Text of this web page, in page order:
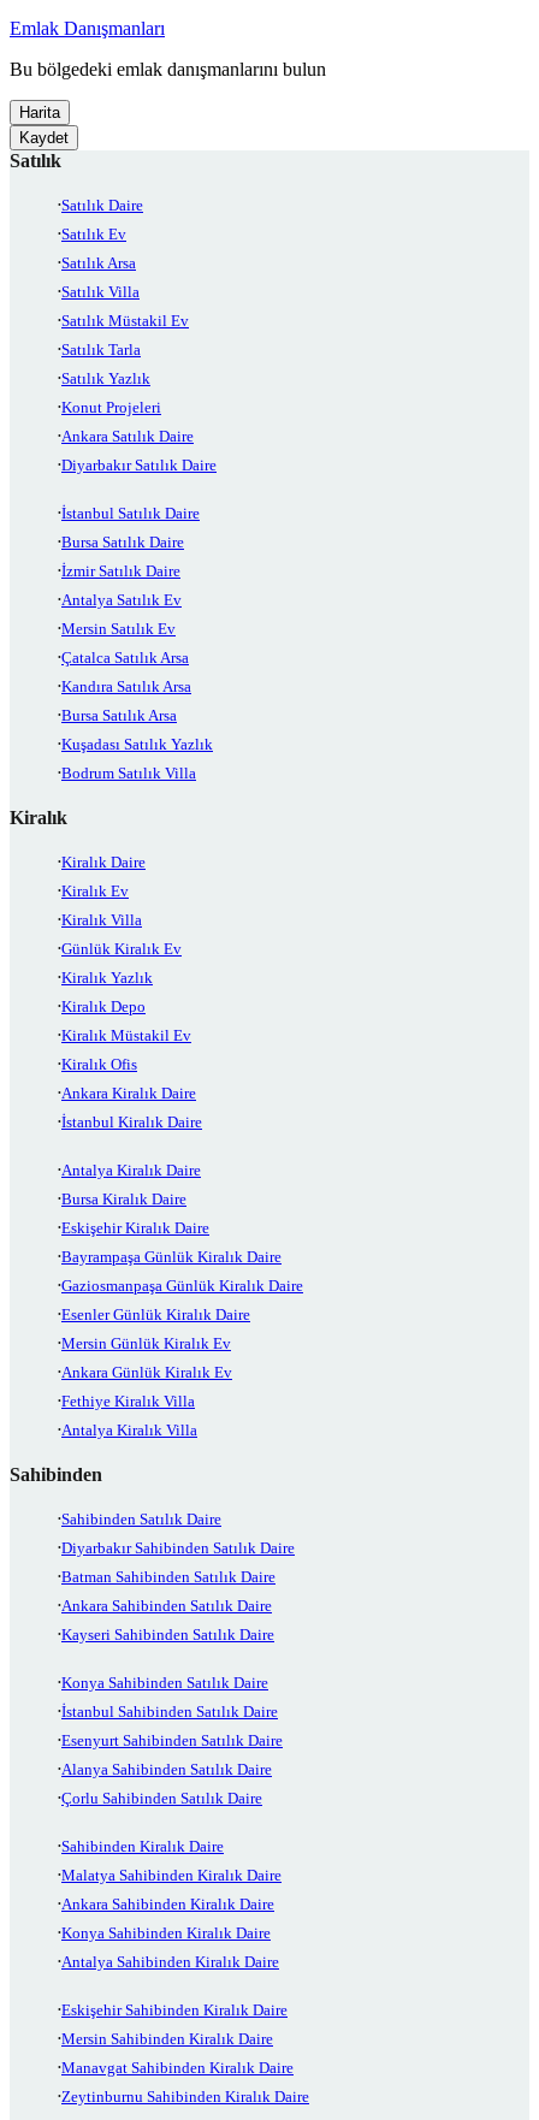
Emlak Danışmanları
Bu bölgedeki emlak danışmanlarını bulun
Harita
Kaydet
Satılık
Satılık Daire
Satılık Ev
Satılık Arsa
Satılık Villa
Satılık Müstakil Ev
Satılık Tarla
Satılık Yazlık
Konut Projeleri
Ankara Satılık Daire
Diyarbakır Satılık Daire
İstanbul Satılık Daire
Bursa Satılık Daire
İzmir Satılık Daire
Antalya Satılık Ev
Mersin Satılık Ev
Çatalca Satılık Arsa
Kandıra Satılık Arsa
Bursa Satılık Arsa
Kuşadası Satılık Yazlık
Bodrum Satılık Villa
Kiralık
Kiralık Daire
Kiralık Ev
Kiralık Villa
Günlük Kiralık Ev
Kiralık Yazlık
Kiralık Depo
Kiralık Müstakil Ev
Kiralık Ofis
Ankara Kiralık Daire
İstanbul Kiralık Daire
Antalya Kiralık Daire
Bursa Kiralık Daire
Eskişehir Kiralık Daire
Bayrampaşa Günlük Kiralık Daire
Gaziosmanpaşa Günlük Kiralık Daire
Esenler Günlük Kiralık Daire
Mersin Günlük Kiralık Ev
Ankara Günlük Kiralık Ev
Fethiye Kiralık Villa
Antalya Kiralık Villa
Sahibinden
Sahibinden Satılık Daire
Diyarbakır Sahibinden Satılık Daire
Batman Sahibinden Satılık Daire
Ankara Sahibinden Satılık Daire
Kayseri Sahibinden Satılık Daire
Konya Sahibinden Satılık Daire
İstanbul Sahibinden Satılık Daire
Esenyurt Sahibinden Satılık Daire
Alanya Sahibinden Satılık Daire
Çorlu Sahibinden Satılık Daire
Sahibinden Kiralık Daire
Malatya Sahibinden Kiralık Daire
Ankara Sahibinden Kiralık Daire
Konya Sahibinden Kiralık Daire
Antalya Sahibinden Kiralık Daire
Eskişehir Sahibinden Kiralık Daire
Mersin Sahibinden Kiralık Daire
Manavgat Sahibinden Kiralık Daire
Zeytinburnu Sahibinden Kiralık Daire